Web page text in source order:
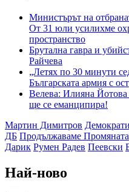
Министърът на
От 31 юли усилихме
пространство
Брутална гавра и
Райчева
„Летях по 30 минути
Българската армия с
Велева: Илияна
ще се еманципира!
Мартин Димитров
ДБ Продължаваме Промяната
Дарик Румен Радев Пеевски
Най-ново